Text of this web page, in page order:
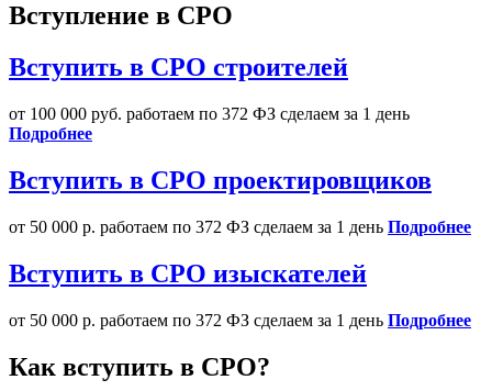
Вступление в СРО
Вступить в СРО строителей
от 100 000 руб. работаем по 372 ФЗ сделаем за 1 день
Подробнее
Вступить в СРО проектировщиков
от 50 000 р. работаем по 372 ФЗ сделаем за 1 день Подробнее
Вступить в СРО изыскателей
от 50 000 р. работаем по 372 ФЗ сделаем за 1 день Подробнее
Как вступить в СРО?